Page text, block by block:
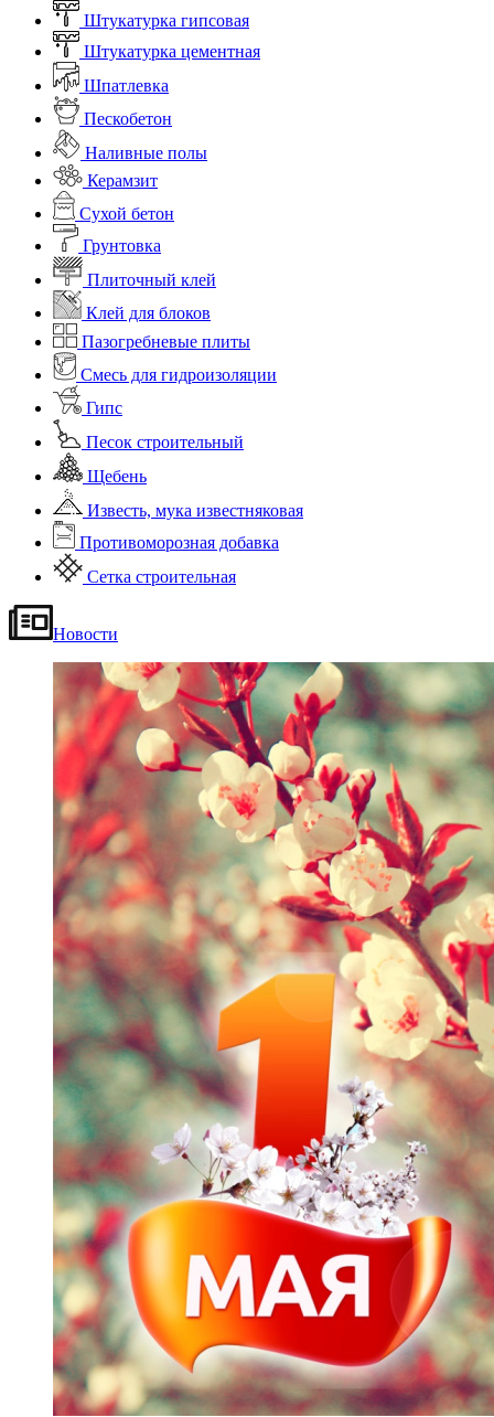
Штукатурка гипсовая
Штукатурка цементная
Шпатлевка
Пескобетон
Наливные полы
Керамзит
Сухой бетон
Грунтовка
Плиточный клей
Клей для блоков
Пазогребневые плиты
Смесь для гидроизоляции
Гипс
Песок строительный
Щебень
Известь, мука известняковая
Противоморозная добавка
Сетка строительная
Новости